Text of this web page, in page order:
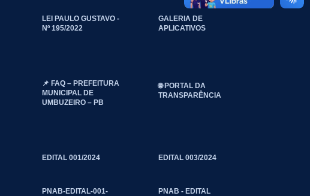
LEI PAULO GUSTAVO -
Nº 195/2022
GALERIA DE
APLICATIVOS
📌 FAQ – PREFEITURA
MUNICIPAL DE
UMBUZEIRO – PB
🌐 PORTAL DA
TRANSPARÊNCIA
EDITAL 001/2024 EDITAL 003/2024
PNAB-EDITAL-001-
PNAB - EDITAL